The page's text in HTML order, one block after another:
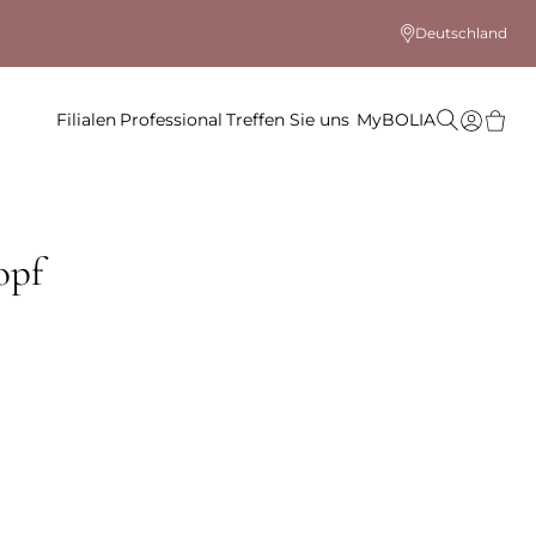
Deutschland
Filialen Professional Treffen Sie uns MyBOLIA